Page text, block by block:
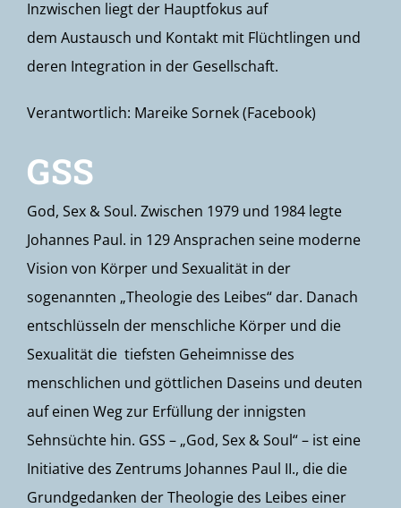
Inzwischen liegt der Hauptfokus auf
dem Austausch und Kontakt mit Flüchtlingen und
deren Integration in der Gesellschaft.
Verantwortlich: Mareike Sornek (Facebook)
GSS
God, Sex & Soul. Zwischen 1979 und 1984 legte
Johannes Paul. in 129 Ansprachen seine moderne
Vision von Körper und Sexualität in der
sogenannten „Theologie des Leibes“ dar. Danach
entschlüsseln der menschliche Körper und die
Sexualität die tiefsten Geheimnisse des
menschlichen und göttlichen Daseins und deuten
auf einen Weg zur Erfüllung der innigsten
Sehnsüchte hin. GSS – „God, Sex & Soul“ – ist eine
Initiative des Zentrums Johannes Paul II., die die
Grundgedanken der Theologie des Leibes einer